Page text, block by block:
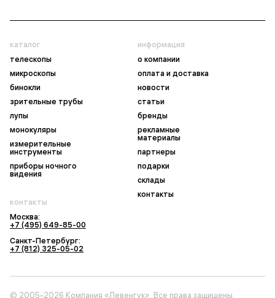
каталог
телескопы
микроскопы
бинокли
зрительные трубы
лупы
монокуляры
измерительные
инструменты
приборы ночного
видения
информация
о компании
оплата и доставка
новости
статьи
бренды
рекламные
материалы
партнеры
подарки
склады
контакты
контакты
Москва:
+7 (495) 649-85-00
Санкт-Петербург:
+7 (812) 325-05-02
© 2005–2026 Компания «Левенгук». Все права защищены.